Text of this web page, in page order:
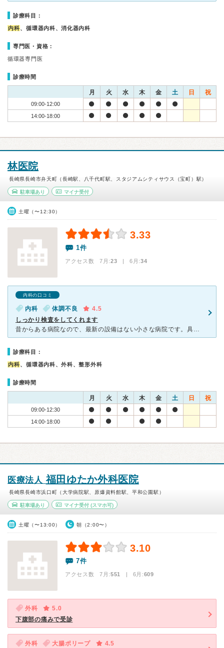
診療科目：
内科、循環器内科、消化器内科
専門医・資格：
循環器専門医
診療時間
月 火 水 木 金 土 日 祝
09:00-12:00
14:00-18:00
林医院
長崎県長崎市弁天町（長崎駅、八千代町駅、スタジアムシティサウス（宝町）駅）
駐車場あり マイナ受付
土曜（〜12:30）
3.33
1件
アクセス数 7月:23 | 6月:34
内科の口コミ
内科 体調不良
4.5
しっかり検査をしてくれます
昔からある病院なので、最新の設備はない小さな病院です。具合が悪くなって行ったのですが、先生がよく話を聞いてくださり、血液検査をしてくれました。丁寧な診察という感じで好感が持てました。スタッフの方もほと
診療科目：
内科、循環器内科、外科、整形外科
診療時間
月 火 水 木 金 土 日 祝
09:00-12:30
14:00-18:00
医療法人福田ゆたか外科医院
長崎県長崎市浜口町（大学病院駅、原爆資料館駅、平和公園駅）
駐車場あり マイナ受付(スマホ可)
土曜（〜13:00） 朝（2:00〜）
3.10
7件
アクセス数 7月:551 | 6月:609
外科
5.0
下腹部の痛みで受診
外科 大腸ポリープ
4.5